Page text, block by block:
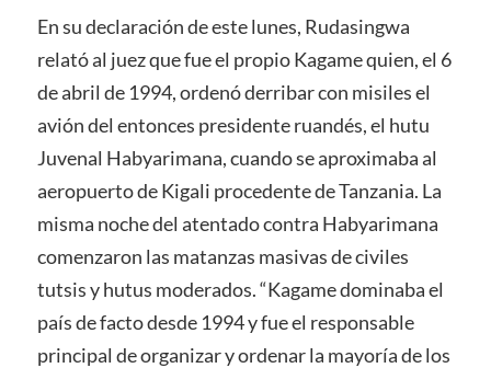
En su declaración de este lunes, Rudasingwa
relató al juez que fue el propio Kagame quien, el 6
de abril de 1994, ordenó derribar con misiles el
avión del entonces presidente ruandés, el hutu
Juvenal Habyarimana, cuando se aproximaba al
aeropuerto de Kigali procedente de Tanzania. La
misma noche del atentado contra Habyarimana
comenzaron las matanzas masivas de civiles
tutsis y hutus moderados. “Kagame dominaba el
país de facto desde 1994 y fue el responsable
principal de organizar y ordenar la mayoría de los